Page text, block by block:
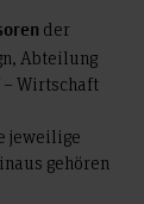
der
Abteilung
Wirtschaft
jeweilige
gehören